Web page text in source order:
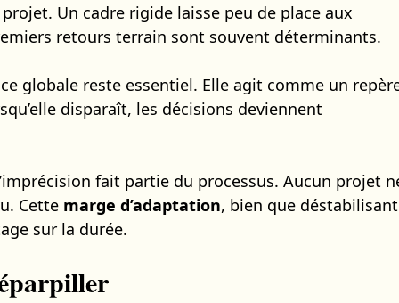
Un cadre rigide laisse peu de place aux
retours terrain sont souvent déterminants.
globale reste essentiel. Elle agit comme un
disparaît, les décisions deviennent
fait partie du processus. Aucun projet
Cette marge d’adaptation, bien que
sur la durée.